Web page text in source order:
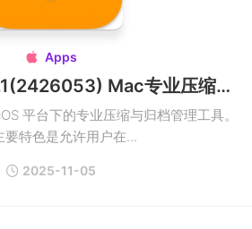
 Apps
Arclite Pro v2.0.1(2426053) Mac专业压缩与归档管理工具破解版
平台下的专业压缩与归档管理工具。
要特色是允许用户在...
2025-11-05